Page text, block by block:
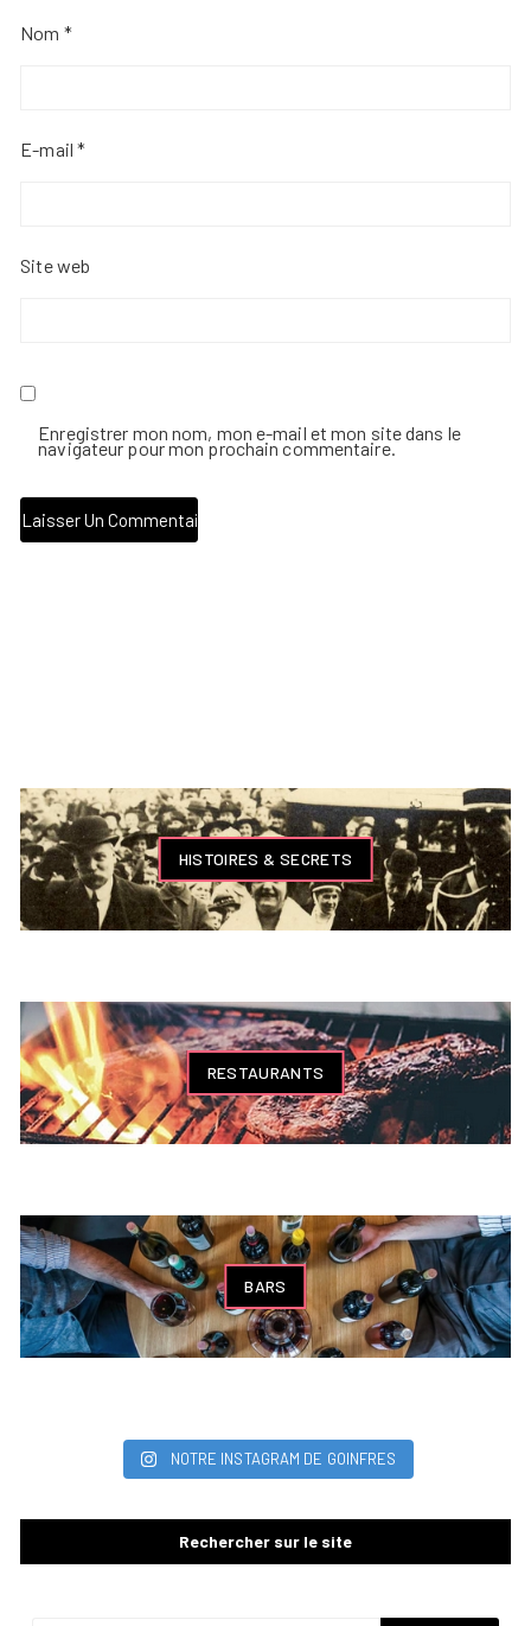
Nom *
E-mail*
Site web
Enregistrer mon nom, mon e-mail et mon site dans le
navigateur pour mon prochain commentaire.
HISTOIRES & SECRETS
RESTAURANTS
BARS
NOTRE INSTAGRAM DE GOINFRES
Rechercher sur le site